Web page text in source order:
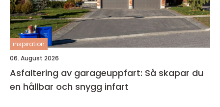
inspiration
06. August 2026
Asfaltering av garageuppfart: Så skapar du
en hållbar och snygg infart